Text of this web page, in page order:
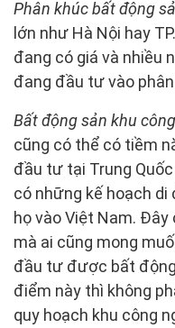
Phân khúc bất động
lớn như Hà Nội hay
đang có giá và nhiều
đang đầu tư vào
Bất động sản khu
cũng có thể có tiềm
đầu tư tại Trung
có những kế hoạch
họ vào Việt Nam.
mà ai cũng mong
đầu tư được bất
điểm này thì không
quy hoạch khu công